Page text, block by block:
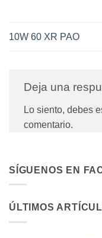
10W 60 XR PAO
Deja una
Lo siento, debes
comentario.
SÍGUENOS EN
ÚLTIMOS